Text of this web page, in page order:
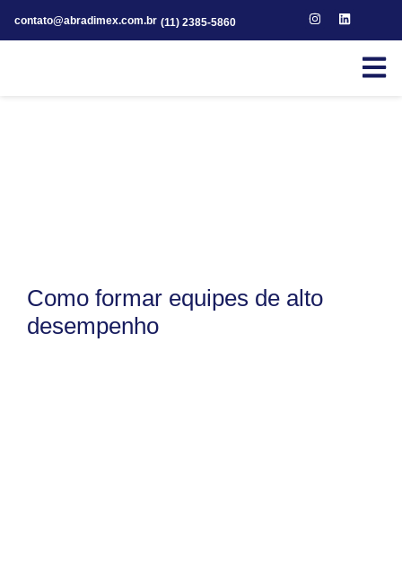
contato@abradimex.com.br (11) 2385-5860
Como formar equipes de alto
desempenho